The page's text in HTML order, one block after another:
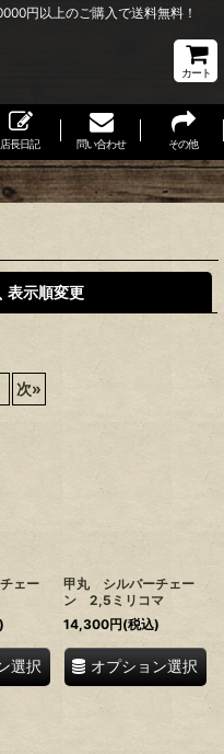
円以上のご購入で送料無料！
カート
店長日記 問い合わせ その他
表示順変更
次»
ェー
選択
甲丸 シルバーチェー
ン 2,5ミリコマ
14,300円(税込)
オプション選択